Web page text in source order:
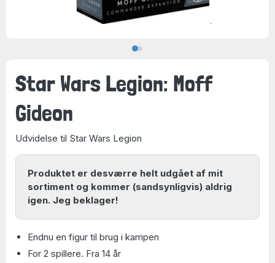
Star Wars Legion: Moff
Gideon
Udvidelse til Star Wars Legion
Produktet er desværre helt udgået af mit
sortiment og kommer (sandsynligvis) aldrig
igen. Jeg beklager!
Endnu en figur til brug i kampen
For 2 spillere. Fra 14 år